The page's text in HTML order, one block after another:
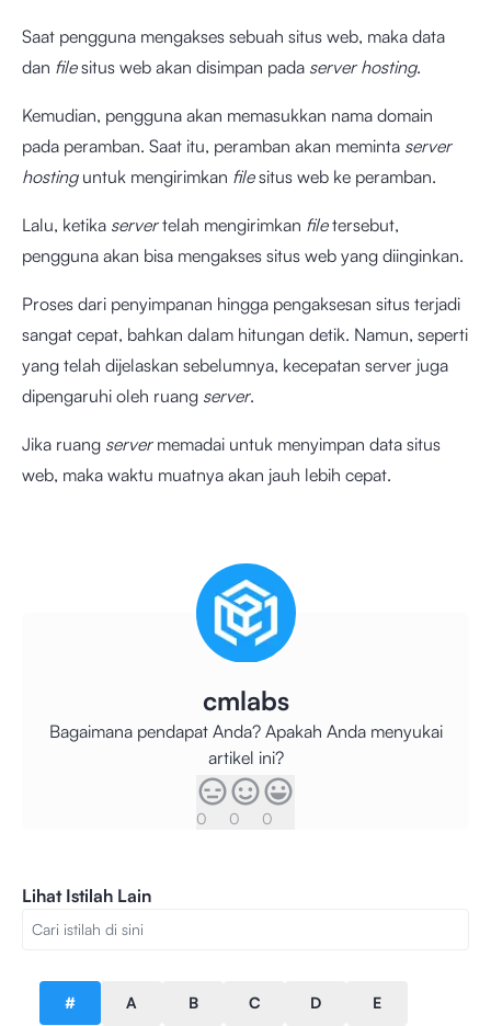
Saat pengguna mengakses sebuah situs web, maka data
dan filesitus web akan disimpan pada server hosting.
Kemudian, pengguna akan memasukkan nama domain
pada peramban. Saat itu, peramban akan meminta server
hosting untuk mengirimkan filesitus web ke peramban.
Lalu, ketika servertelah mengirimkan filetersebut,
pengguna akan bisa mengakses situs web yang diinginkan.
Proses dari penyimpanan hingga pengaksesan situs terjadi
sangat cepat, bahkan dalam hitungan detik. Namun, seperti
yang telah dijelaskan sebelumnya, kecepatan server juga
dipengaruhi oleh ruang server.
Jika ruang server memadai untuk menyimpan data situs
web, maka waktu muatnya akan jauh lebih cepat.
cmlabs
Bagaimana pendapat Anda? Apakah Anda menyukai
artikel ini?
0 0 0
Lihat Istilah Lain
# A B C D E